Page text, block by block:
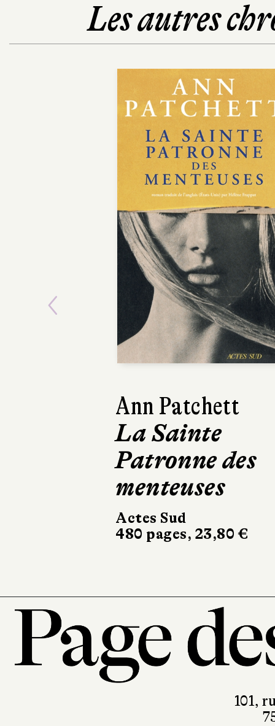
Les autres
Ann Patchett
La Sainte
Patronne des
menteuses
Actes Sud
480 pages, 23,80 €
Previous
101,